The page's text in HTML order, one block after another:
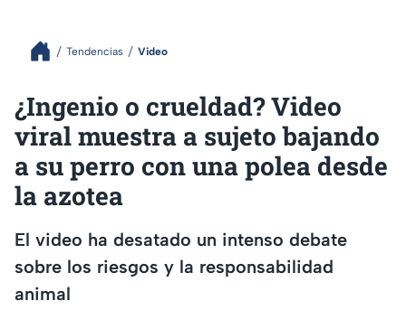
Tendencias Video
¿Ingenio o crueldad? Video
viral muestra a sujeto bajando
a su perro con una polea desde
la azotea
El video ha desatado un intenso debate
sobre los riesgos y la responsabilidad
animal